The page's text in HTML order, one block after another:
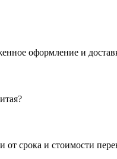
оформление и
срока и стоимости